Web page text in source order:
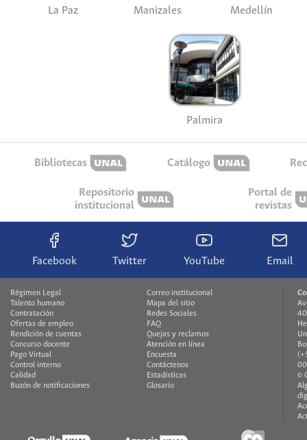
La Paz Manizales Medellín
Palmira
Bibliotecas Catálogo
Repositorio
institucional
Portal de
revistas
Facebook Twitter YouTube Email
Régimen Legal
Talento humano
Contratación
Ofertas de empleo
Rendición de cuentas
Concurso docente
Pago Virtual
Control interno
Calidad
Buzón de notificaciones
Correo institucional
Mapa del sitio
Redes Sociales
FAQ
Quejas y reclamos
Atención en línea
Encuesta
Contáctenos
Estadísticas
Glosario
©